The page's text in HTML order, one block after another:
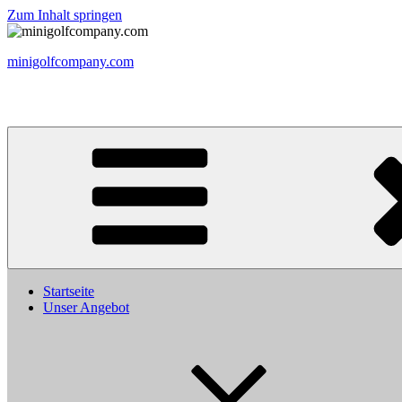
Zum Inhalt springen
minigolfcompany.com
Startseite
Unser Angebot